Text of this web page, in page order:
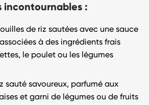
incontournables :
de riz sautées avec une sauce
à des ingrédients frais
le poulet ou les légumes
sauté savoureux, parfumé aux
et garni de légumes ou de fruits